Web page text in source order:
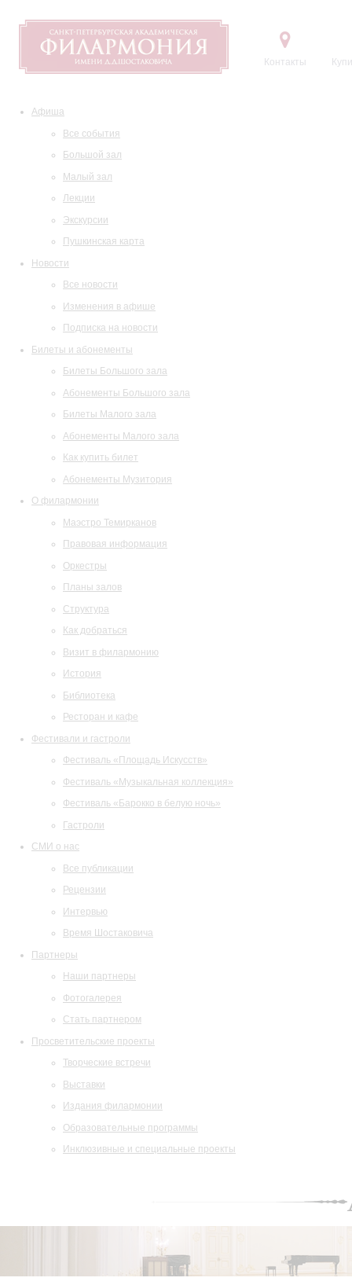
Контакты
Афиша
Все события
Большой зал
Малый зал
Лекции
Экскурсии
Пушкинская карта
Новости
Все новости
Изменения в афише
Подписка на новости
Билеты и абонементы
Билеты Большого зала
Абонементы Большого зала
Билеты Малого зала
Абонементы Малого зала
Как купить билет
Абонементы Музитория
О филармонии
Маэстро Темирканов
Правовая информация
Оркестры
Планы залов
Структура
Как добраться
Визит в филармонию
История
Библиотека
Ресторан и кафе
Фестивали и гастроли
Фестиваль «Площадь Искусств»
Фестиваль «Музыкальная коллекция»
Фестиваль «Барокко в белую ночь»
Гастроли
СМИ о нас
Все публикации
Рецензии
Интервью
Время Шостаковича
Партнеры
Наши партнеры
Фотогалерея
Стать партнером
Просветительские проекты
Творческие встречи
Выставки
Издания филармонии
Образовательные программы
Инклюзивные и специальные проекты